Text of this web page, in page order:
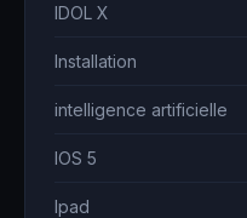
IDOL X
Installation
intelligence artificielle
IOS 5
Ipad